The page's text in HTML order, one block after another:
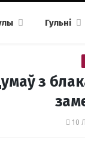
Гульні
з
10